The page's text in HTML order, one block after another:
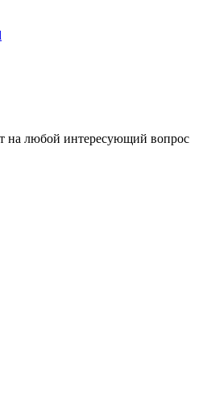
на любой интересующий вопрос